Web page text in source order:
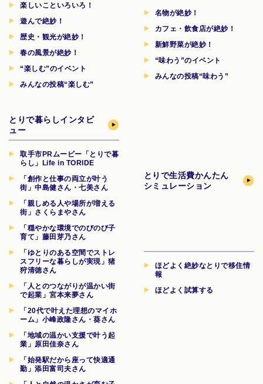
楽しいこといろいろ！
遊んで絶妙！
歴史・観光が絶妙！
春の風景が絶妙！
“楽しむ”のイベント
みんなの投稿“楽しむ”
名物が絶妙！
カフェ・飲食店が絶妙！
新鮮野菜が絶妙！
“味わう”のイベント
みんなの投稿“味わう”
とりで暮らしインタビ
ュー
取手市PRムービー「とりで暮
らし」Life in TORIDE
「創作と仕事の両立が叶う
街」中島健さん・七美さん
「親しめる人や場所が増える
街」さくらまやさん
「穏やかな環境でのびのび子
育て」藤田芽乃さん
「ゆとりのある空間でストレ
スフリーな暮らしが実現」猪
狩清徳さん
「人とのつながりが温かい街
で起業」宮本来夢さん
「20代で叶えた理想のマイホ
ーム」小峰政隆さん・葵さん
「地域の温かい支援で叶う起
業」原田佳奈さん
「始発駅だから座って快適通
勤」添田富司夫さん
とりで生活費かんたん
シミュレーション
ほどよく絶妙なとりで移住情
報
ほどよく試算する